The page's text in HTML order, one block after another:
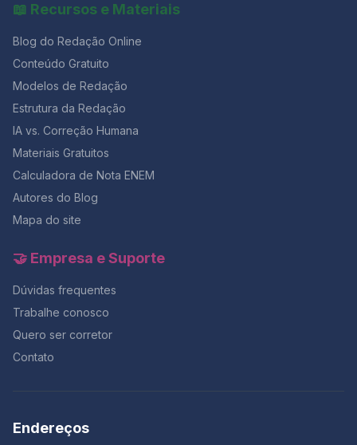
📖 Recursos e Materiais
Blog do Redação Online
Conteúdo Gratuito
Modelos de Redação
Estrutura da Redação
IA vs. Correção Humana
Materiais Gratuitos
Calculadora de Nota ENEM
Autores do Blog
Mapa do site
🤝 Empresa e Suporte
Dúvidas frequentes
Trabalhe conosco
Quero ser corretor
Contato
Endereços